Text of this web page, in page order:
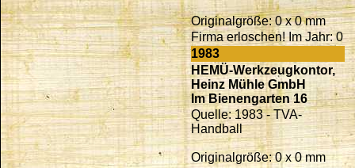
Originalgröße: 0 x 0 mm
Firma erloschen! Im Jahr: 0
1983
HEMÜ-Werkzeugkontor,
Heinz Mühle GmbH
Im Bienengarten 16
Quelle: 1983 - TVA-
Handball
Originalgröße: 0 x 0 mm